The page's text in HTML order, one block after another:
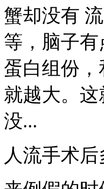
蟹却没有
等，脑子
蛋白组份
就越大。
没...
人流手术